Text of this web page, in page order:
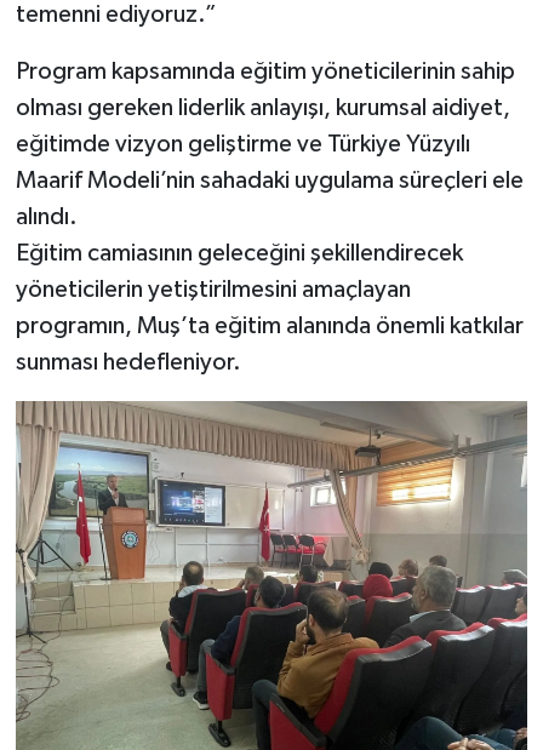
temenni ediyoruz.”
Program kapsamında eğitim yöneticilerinin sahip
olması gereken liderlik anlayışı, kurumsal aidiyet,
eğitimde vizyon geliştirme ve Türkiye Yüzyılı
Maarif Modeli’nin sahadaki uygulama süreçleri ele
alındı.
Eğitim camiasının geleceğini şekillendirecek
yöneticilerin yetiştirilmesini amaçlayan
programın, Muş’ta eğitim alanında önemli katkılar
sunması hedefleniyor.